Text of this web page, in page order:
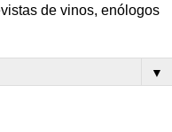
de vinos, enólogos
▼